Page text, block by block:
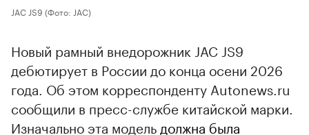
JAC JS9 (Фото: JAC)
Новый рамный внедорожник JAC JS9
дебютирует в России до конца осени 2026
года. Об этом корреспонденту Autonews.ru
сообщили в пресс-службе китайской марки.
Изначально эта модель должна была